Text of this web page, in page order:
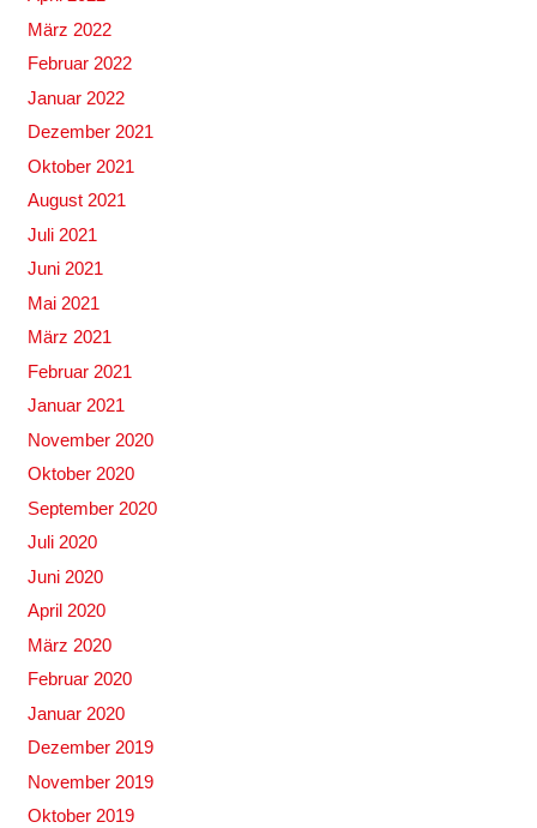
März 2022
Februar 2022
Januar 2022
Dezember 2021
Oktober 2021
August 2021
Juli 2021
Juni 2021
Mai 2021
März 2021
Februar 2021
Januar 2021
November 2020
Oktober 2020
September 2020
Juli 2020
Juni 2020
April 2020
März 2020
Februar 2020
Januar 2020
Dezember 2019
November 2019
Oktober 2019